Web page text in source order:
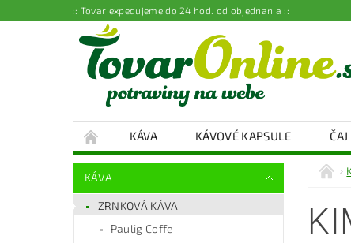
:: Tovar expedujeme do 24 hod. od objednania ::
KÁVA KÁVOVÉ KAPSULE ČAJ
KÁVA
ZRNKOVÁ KÁVA
Paulig Coffe